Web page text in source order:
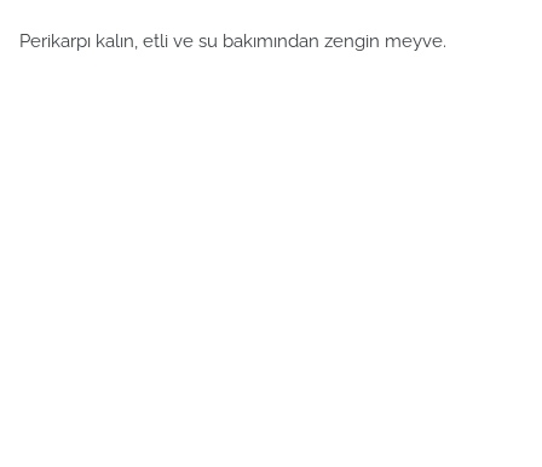
Perikarpı kalın, etli ve su bakımından zengin meyve.